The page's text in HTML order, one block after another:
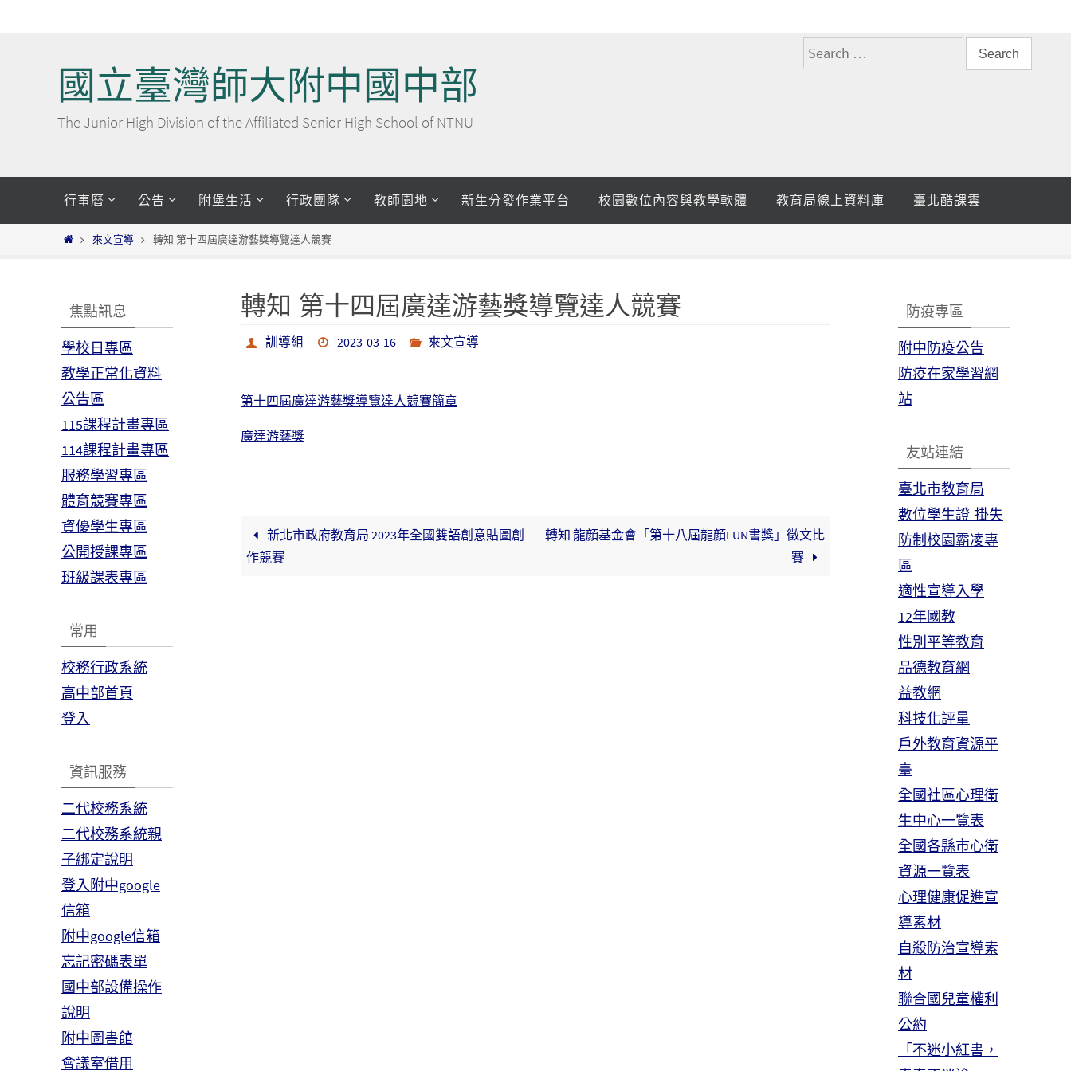
國立臺灣師大附中國中部
The Junior High Division of the Affiliated Senior High School of NTNU
搜
content
行事曆 公告 附堡生活 行政團隊 教師園地 新生分發作業平台 校園數位內容與教學軟體 教育局線上資料庫 臺北酷課雲
Home來文宣導 轉知 第十四屆廣達游藝獎導覽達人競賽
轉知 第十四屆廣達游藝獎導覽達人競賽
訓導組 2023-03-16 來文宣導
第十四屆廣達游藝獎導覽達人競賽簡章
廣達游藝獎
新北市政府教育局 2023年全國雙語創意貼圖創
作競賽
轉知 龍顏基金會「第十八屆龍顏FUN書獎」徵文比
賽
焦點訊息
學校日專區
教學正常化資料
公告區
115課程計畫專區
114課程計畫專區
服務學習專區
體育競賽專區
資優學生專區
公開授課專區
班級課表專區
常用
校務行政系統
高中部首頁
登入
資訊服務
二代校務系統
二代校務系統親
子綁定說明
登入附中google
信箱
附中google信箱
忘記密碼表單
國中部設備操作
說明
附中圖書館
會議室借用
防疫專區
附中防疫公告
防疫在家學習網
站
友站連結
臺北市教育局
數位學生證-掛失
防制校園霸凌專
區
適性宣導入學
12年國教
性別平等教育
品德教育網
益教網
科技化評量
戶外教育資源平
臺
全國社區心理衛
生中心一覽表
全國各縣市心衛
資源一覽表
心理健康促進宣
導素材
自殺防治宣導素
材
聯合國兒童權利
公約
「不迷小紅書，